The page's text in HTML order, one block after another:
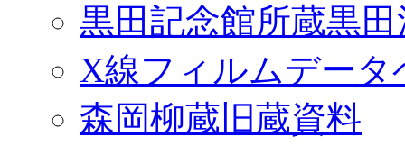
黒田記念館所蔵黒
X線フィルムデータ
森岡柳蔵旧蔵資料